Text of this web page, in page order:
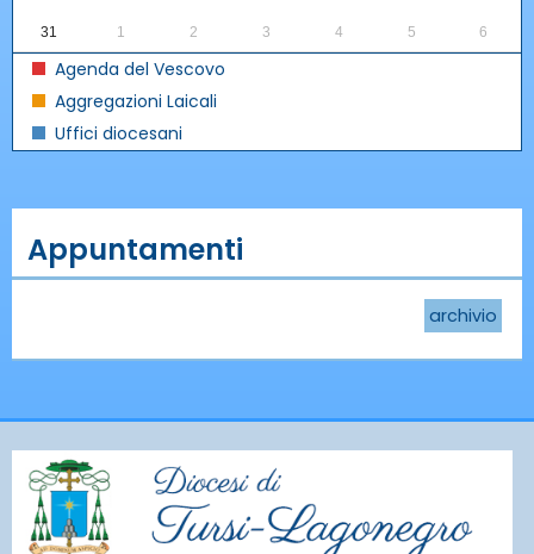
31 1 2 3 4 5 6
Agenda del Vescovo
Aggregazioni Laicali
Uffici diocesani
Appuntamenti
archivio